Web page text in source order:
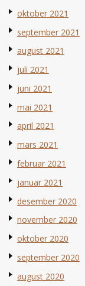
oktober 2021
september 2021
august 2021
juli 2021
juni 2021
mai 2021
april 2021
mars 2021
februar 2021
januar 2021
desember 2020
november 2020
oktober 2020
september 2020
august 2020